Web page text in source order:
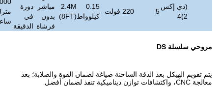
0.15
كيلوواط
2.4M
(8FT)
في
متر3/
ساعة
200
4 ~ 5
≤
45
ديسيبل
34
كجم
صياغة لضمان القوة والصلابة؛ بعد